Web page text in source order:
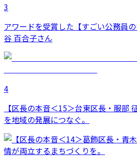
3
アワードを受賞した【すごい公務員
谷 百合子さん
4
【区長の本音＜15＞台東区長・服部
を地域の発展につなぐ。